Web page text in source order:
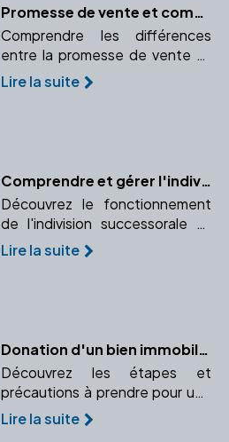
Promesse de vente et compromis de vente : le rôle essentiel du notaire
Comprendre les différences
entre la promesse de vente et
le compromis de vente et le rôle
crucial du notaire dans ces
Lire la suite
Comprendre et gérer l'indivision successorale avec l'aide d'un notaire
Découvrez le fonctionnement
de l'indivision successorale et
comment un notaire peut vous
aider à gérer cette situation
Lire la suite
Donation d'un bien immobilier : Comment procéder ?
Découvrez les étapes et
précautions à prendre pour une
donation immobilière sécurisée.
Comprenez le rôle crucial du
Lire la suite